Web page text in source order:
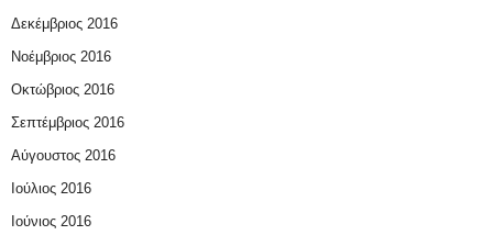
Δεκέμβριος 2016
Νοέμβριος 2016
Οκτώβριος 2016
Σεπτέμβριος 2016
Αύγουστος 2016
Ιούλιος 2016
Ιούνιος 2016